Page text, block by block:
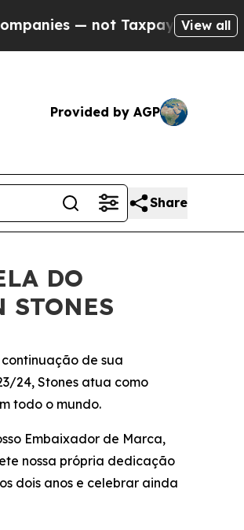
— not Taxpayers — theView all
Provided by AGP
Share
DO
STONES
continuação de sua
24, Stones atua como
todo o mundo.
Embaixador de Marca,
nossa própria dedicação
dois anos e celebrar ainda